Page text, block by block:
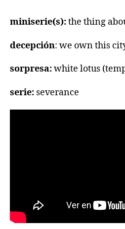
miniserie(s):the thing
decepción: we own this
sorpresa:white lotus
serie: severance